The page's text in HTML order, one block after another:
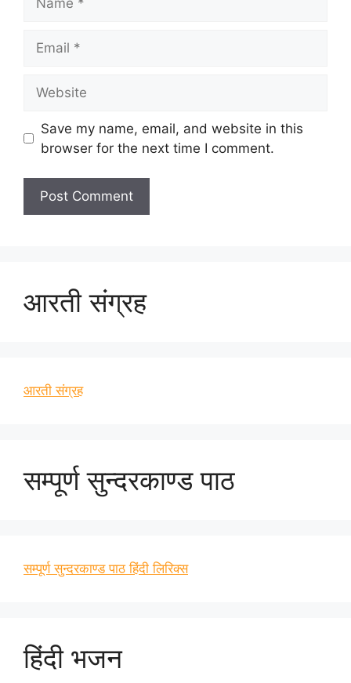
Save my name, email, and website in this
browser for the next time I comment.
आरती संग्रह
आरती संग्रह
सम्पूर्ण सुन्दरकाण्ड पाठ
सम्पूर्ण सुन्दरकाण्ड पाठ हिंदी लिरिक्स
हिंदी भजन